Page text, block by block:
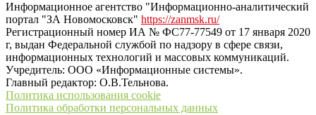
Информационное агентство "Информационно-аналитический
портал "ЗА Новомосковск" https://zanmsk.ru/
Регистрационный номер ИА № ФС77-77549 от 17 января 2020
г, выдан Федеральной службой по надзору в сфере связи,
информационных технологий и массовых коммуникаций.
Учредитель: ООО «Информационные системы».
Главный редактор: О.В.Тельнова.
Политика использования cookie
Политика обработки персональных данных